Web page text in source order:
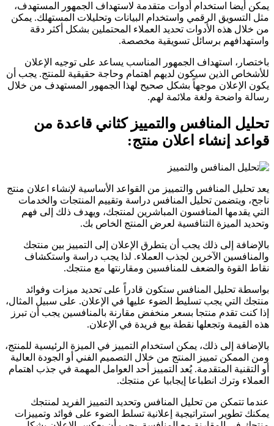
يمكن أيضا استخدام أدوات متقدمة لاستهداف الجمهور المستهدف،
مثل التسويق الرقمي واستخدام البيانات وتحليلات المستهلك. يمكن
من خلال هذه الأدوات تحديد العملاء المحتملين بشكل أكثر دقة
واستهدافهم برسائل تسويقية مخصصة.
باختصار، استهداف الجمهور المناسب يساعد على توجيه الإعلان
للأشخاص الذين سيكون لديهم اهتمام وحاجة حقيقية للمنتج. يجب أن
يكون الإعلان موجهاً بشكل صحيح لهذا الجمهور المستهدف من خلال
رسالة واضحة ولغة ملائمة لهم.
تحليل المنافس والتمييز كثاني قاعدة من
قواعد إنشاء اعلان منتج:
يعد تحليل المنافس والتمييز من القواعد الأساسية لإنشاء اعلان منتج
ناجح، ويتضمن تحليل المنافس دراسة وتقييم المنتجات والخدمات
التي يقدمها المنافسون المباشرين لمنتجك، ويهدف ذلك إلى فهم
وتحديد الميزة التنافسية لعرض المنتج الخاص بك.
بالإضافة إلى ذلك يجب أن يتطرق الإعلان إلى التمييز بين منتجك
والمنافسين الآخرين لجذب العملاء. لذا يجب دراسة واستكشاف
نقاط القوة والضعف للمنافسين ومقارنتها مع منتجك.
بواسطة تحليل المنافس ستكون قادراً على تحديد ميزات وفوائد
منتجك التي يجب تسليط الضوء عليها في الإعلان. على سبيل المثال،
إذا كنت تقدم منتجا بسعر منخفض مقارنة بالمنافسين يجب أن تبرز
هذه القيمة وتجعلها نقطة بيع فريدة في الإعلان.
بالإضافة إلى ذلك، يمكن استخدام التمييز في الميزة الرئيسية للمنتج،
ومن الممكن تمييز المنتج من خلال التصميم الفني أو الجودة العالية
أو التقنية المتقدمة. يُعد التمييز أحد العوامل المهمة في جذب اهتمام
العملاء وترك انطباعا إيجابيا عن منتجك.
عندما تتمكن من تحليل المنافس وتحديد التمييز الفريد لمنتجك
يمكنك تطوير استراتيجية إعلانية تسلط الضوء على فوائد وتمييزات